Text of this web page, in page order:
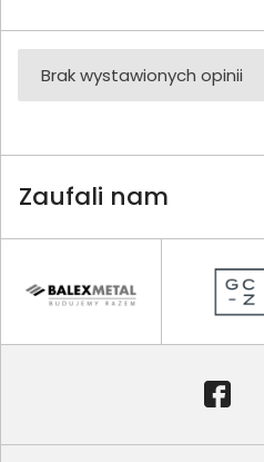
Brak wystawionych opinii
Zaufali nam